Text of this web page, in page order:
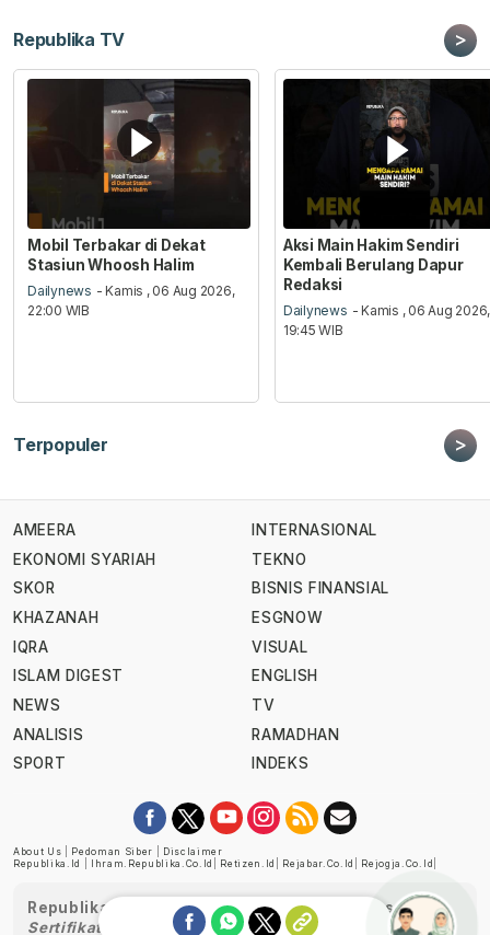
Republika TV >
Mobil Terbakar di Dekat
Stasiun Whoosh Halim
Dailynews - Kamis , 06 Aug 2026,
22:00 WIB
Aksi Main Hakim Sendiri
Kembali Berulang Dapur
Redaksi
Dailynews - Kamis , 06 Aug 2026,
19:45 WIB
Terpopuler >
AMEERA
EKONOMI SYARIAH
SKOR
KHAZANAH
IQRA
ISLAM DIGEST
NEWS
ANALISIS
SPORT
INTERNASIONAL
TEKNO
BISNIS FINANSIAL
ESGNOW
VISUAL
ENGLISH
TV
RAMADHAN
INDEKS
About Us Pedoman Siber
Disclaimer
Republika.id
Ihram.republika.co.id Retizen.id Rejabar.co.id Rejogja.co.id
Republika telah diverifikasi oleh Dewan Pers
Sertifikat Nomor 1058/DP-Verifikasi/K/XII/2022